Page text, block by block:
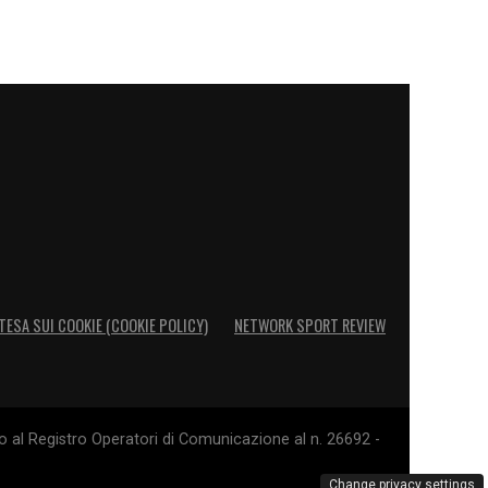
SUI COOKIE (COOKIE POLICY) NETWORK SPORT REVIEW
Registro Operatori di Comunicazione al n. 26692 -
Change privacy settings